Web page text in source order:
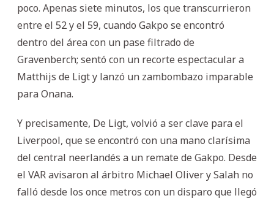
poco. Apenas siete minutos, los que transcurrieron
entre el 52 y el 59, cuando Gakpo se encontró
dentro del área con un pase filtrado de
Gravenberch; sentó con un recorte espectacular a
Matthijs de Ligt y lanzó un zambombazo imparable
para Onana.
Y precisamente, De Ligt, volvió a ser clave para el
Liverpool, que se encontró con una mano clarísima
del central neerlandés a un remate de Gakpo. Desde
el VAR avisaron al árbitro Michael Oliver y Salah no
falló desde los once metros con un disparo que llegó